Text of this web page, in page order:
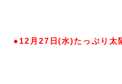
●12月27日(水)たっぷり